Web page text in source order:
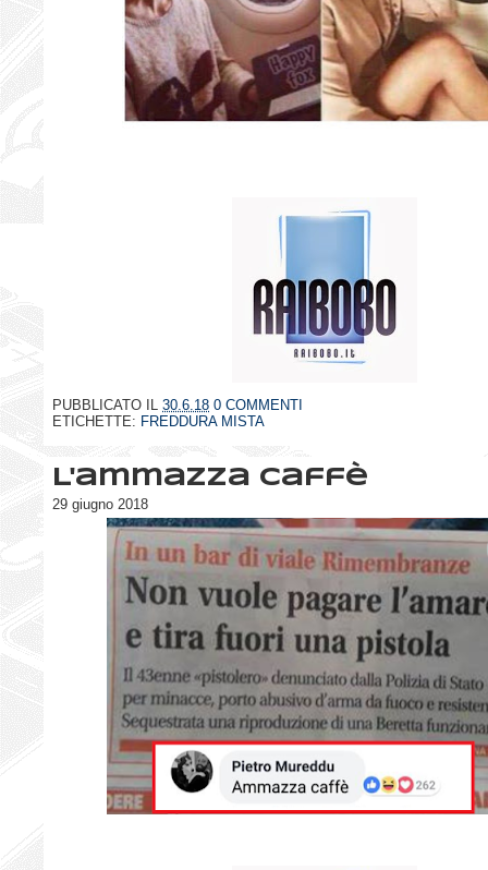
PUBBLICATO IL 30.6.18 0 COMMENTI
ETICHETTE: FREDDURA MISTA
L'ammazza caffè
29 giugno 2018